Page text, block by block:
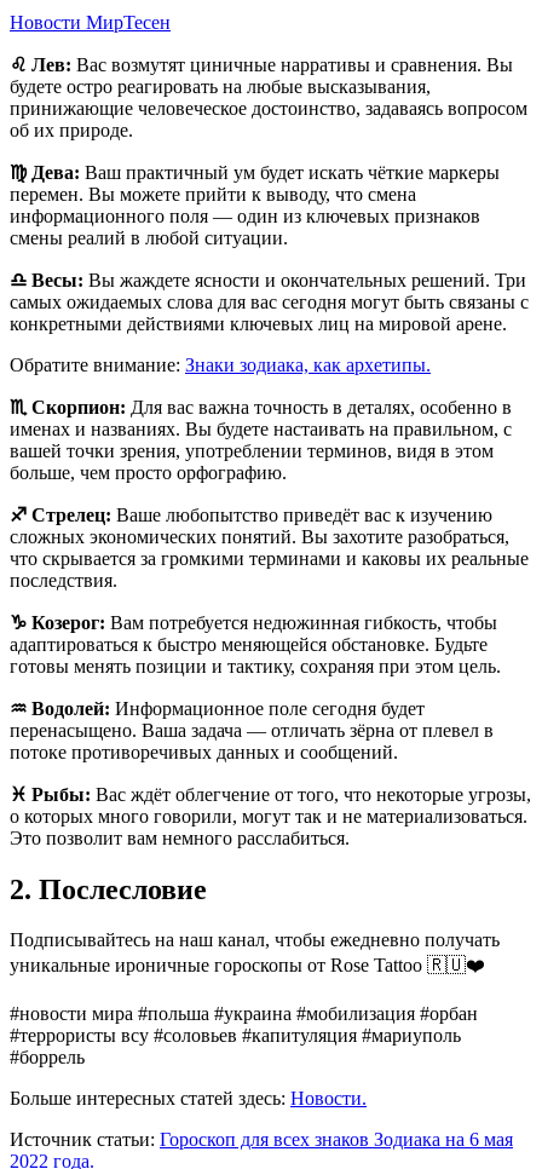
Новости МирТесен
♌️ Лев: Вас возмутят циничные нарративы и сравнения. Вы
будете остро реагировать на любые высказывания,
принижающие человеческое достоинство, задаваясь вопросом
об их природе.
♍️ Дева: Ваш практичный ум будет искать чёткие маркеры
перемен. Вы можете прийти к выводу, что смена
информационного поля — один из ключевых признаков
смены реалий в любой ситуации.
♎️ Весы: Вы жаждете ясности и окончательных решений. Три
самых ожидаемых слова для вас сегодня могут быть связаны с
конкретными действиями ключевых лиц на мировой арене.
Обратите внимание: Знаки зодиака, как архетипы.
♏️ Скорпион: Для вас важна точность в деталях, особенно в
именах и названиях. Вы будете настаивать на правильном, с
вашей точки зрения, употреблении терминов, видя в этом
больше, чем просто орфографию.
♐️ Стрелец: Ваше любопытство приведёт вас к изучению
сложных экономических понятий. Вы захотите разобраться,
что скрывается за громкими терминами и каковы их реальные
последствия.
♑️ Козерог: Вам потребуется недюжинная гибкость, чтобы
адаптироваться к быстро меняющейся обстановке. Будьте
готовы менять позиции и тактику, сохраняя при этом цель.
♒️ Водолей: Информационное поле сегодня будет
перенасыщено. Ваша задача — отличать зёрна от плевел в
потоке противоречивых данных и сообщений.
♓️ Рыбы: Вас ждёт облегчение от того, что некоторые угрозы,
о которых много говорили, могут так и не материализоваться.
Это позволит вам немного расслабиться.
2. Послесловие
Подписывайтесь на наш канал, чтобы ежедневно получать
уникальные ироничные гороскопы от Rose Tattoo 🇷🇺❤️
#новости мира #польша #украина #мобилизация #орбан
#террористы всу #соловьев #капитуляция #мариуполь
#боррель
Больше интересных статей здесь: Новости.
Источник статьи: Гороскоп для всех знаков Зодиака на 6 мая
2022 года.